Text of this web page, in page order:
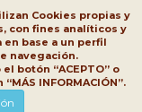
Cookies propias y
con fines analíticos y
base a un perfil
navegación.
botón “ACEPTO” o
INFORMACIÓN”.